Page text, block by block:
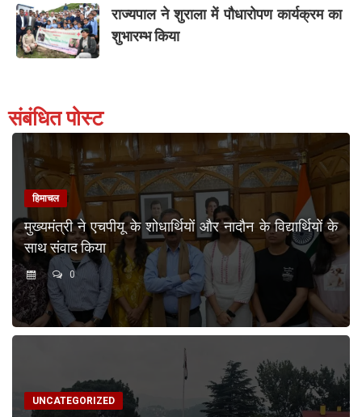
राज्यपाल ने शुराला में पौधारोपण कार्यक्रम का
शुभारम्भ किया
संबंधित पोस्ट
हिमाचल
मुख्यमंत्री ने एचपीयू के शोधार्थियों और नादौन के विद्यार्थियों के
साथ संवाद किया
0
UNCATEGORIZED